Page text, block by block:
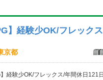
】経験少OK/フレック
京都
】経験少OK/フレックス/年間休日